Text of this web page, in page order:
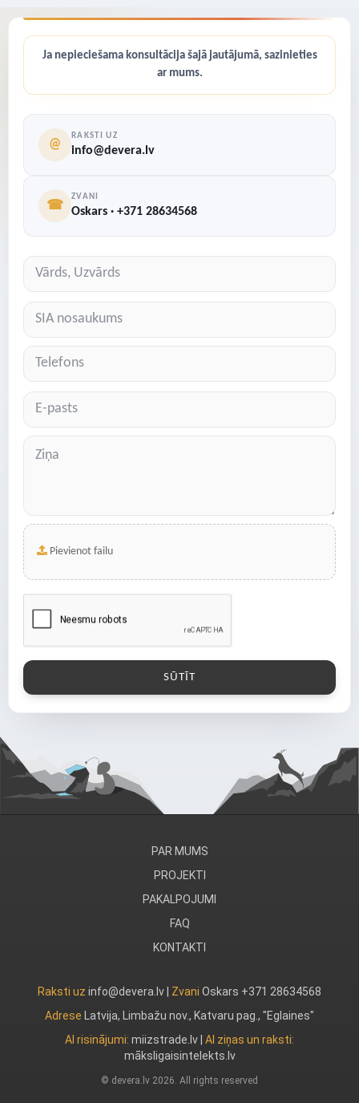
Ja nepieciešama konsultācija šajā jautājumā, sazinieties
ar mums.
@
RAKSTI UZ
info@devera.lv
☎
ZVANI
Oskars · +371 28634568
Pievienot failu
PAR MUMS
PROJEKTI
PAKALPOJUMI
FAQ
KONTAKTI
Raksti uz info@devera.lv | Zvani Oskars +371 28634568
Adrese
Latvija, Limbažu nov., Katvaru pag., "Eglaines"
AI risinājumi: miizstrade.lv AI ziņas un raksti:
māksligaisintelekts.lv
© devera.lv 2026. All rights reserved